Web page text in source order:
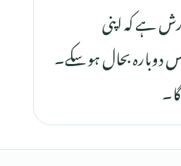
ہے کہ اپنی
دوبارہ بحال ہو سکے۔